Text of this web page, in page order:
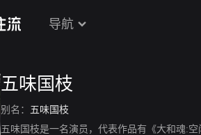
导航
五味国枝
别名： 五味国枝
五味国枝是一名演员，代表作品有《大和魂:空